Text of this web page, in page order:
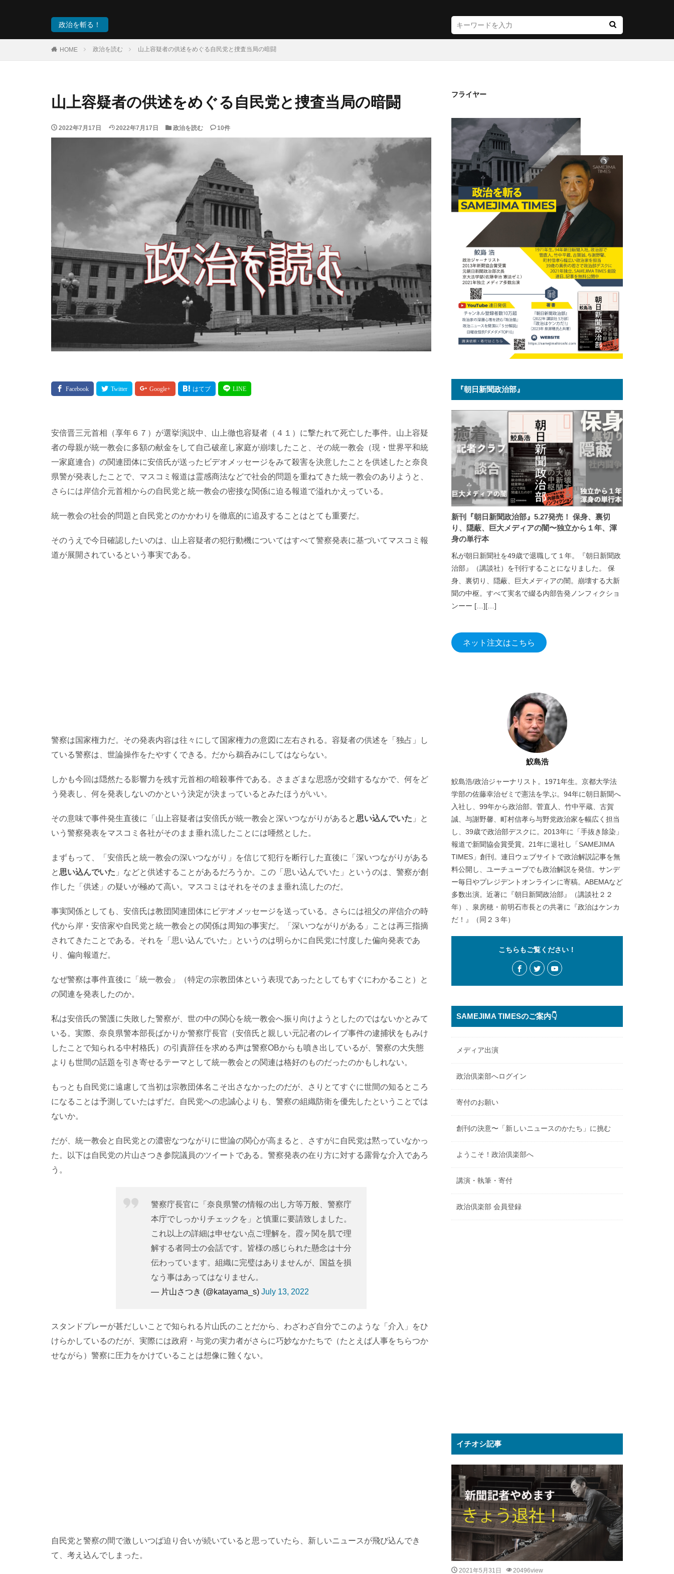
政治を斬る！
HOME 政治を読む 山上容疑者の供述をめぐる自民党と捜査当局の暗闘
山上容疑者の供述をめぐる自民党と捜査当局の暗闘
2022年7月17日 2022年7月17日 政治を読む 10件
安倍晋三元首相（享年６７）が選挙演説中、山上徹也容疑者（４１）に撃たれて死亡した事件。山上容疑
者の母親が統一教会に多額の献金をして自己破産し家庭が崩壊したこと、その統一教会（現・世界平和統
一家庭連合）の関連団体に安倍氏が送ったビデオメッセージをみて殺害を決意したことを供述したと奈良
県警が発表したことで、マスコミ報道は霊感商法などで社会的問題を重ねてきた統一教会のありようと、
さらには岸信介元首相からの自民党と統一教会の密接な関係に迫る報道で溢れかえっている。
統一教会の社会的問題と自民党とのかかわりを徹底的に追及することはとても重要だ。
そのうえで今日確認したいのは、山上容疑者の犯行動機についてはすべて警察発表に基づいてマスコミ報
道が展開されているという事実である。
警察は国家権力だ。その発表内容は往々にして国家権力の意図に左右される。容疑者の供述を「独占」し
ている警察は、世論操作をたやすくできる。だから鵜呑みにしてはならない。
しかも今回は隠然たる影響力を残す元首相の暗殺事件である。さまざまな思惑が交錯するなかで、何をど
う発表し、何を発表しないのかという決定が決まっているとみたほうがいい。
その意味で事件発生直後に「山上容疑者は安倍氏が統一教会と深いつながりがあると思い込んでいた 」と
いう警察発表をマスコミ各社がそのまま垂れ流したことには唖然とした。
まずもって、「安倍氏と統一教会の深いつながり」を信じて犯行を断行した直後に「深いつながりがある
と思い込んでいた 」などと供述することがあるだろうか。この「思い込んでいた」というのは、警察が創
作した「供述」の疑いが極めて高い。マスコミはそれをそのまま垂れ流したのだ。
事実関係としても、安倍氏は教団関連団体にビデオメッセージを送っている。さらには祖父の岸信介の時
代から岸・安倍家や自民党と統一教会との関係は周知の事実だ。「深いつながりがある」ことは再三指摘
されてきたことである。それを「思い込んでいた」というのは明らかに自民党に忖度した偏向発表であ
り、偏向報道だ。
なぜ警察は事件直後に「統一教会」（特定の宗教団体という表現であったとしてもすぐにわかること）と
の関連を発表したのか。
私は安倍氏の警護に失敗した警察が、世の中の関心を統一教会へ振り向けようとしたのではないかとみて
いる。実際、奈良県警本部長ばかりか警察庁長官（安倍氏と親しい元記者のレイプ事件の逮捕状をもみけ
したことで知られる中村格氏）の引責辞任を求める声は警察OBからも噴き出しているが、警察の大失態
よりも世間の話題を引き寄せるテーマとして統一教会との関連は格好のものだったのかもしれない。
もっとも自民党に遠慮して当初は宗教団体名こそ出さなかったのだが、さりとてすぐに世間の知るところ
になることは予測していたはずだ。自民党への忠誠心よりも、警察の組織防衛を優先したということでは
ないか。
だが、統一教会と自民党との濃密なつながりに世論の関心が高まると、さすがに自民党は黙っていなかっ
た。以下は自民党の片山さつき参院議員のツイートである。警察発表の在り方に対する露骨な介入であろ
う。
警察庁長官に「奈良県警の情報の出し方等万般、警察庁
本庁でしっかりチェックを」と慎重に要請致しました。
これ以上の詳細は申せない点ご理解を。霞ヶ関を肌で理
解する者同士の会話です。皆様の感じられた懸念は十分
伝わっています。組織に完璧はありませんが、国益を損
なう事はあってはなりません。
— 片山さつき (@katayama_s) July 13, 2022
スタンドプレーが甚だしいことで知られる片山氏のことだから、わざわざ自分でこのような「介入」をひ
けらかしているのだが、実際には政府・与党の実力者がさらに巧妙なかたちで（たとえば人事をちらつか
せながら）警察に圧力をかけていることは想像に難くない。
自民党と警察の間で激しいつば迫り合いが続いていると思っていたら、新しいニュースが飛び込んでき
て、考え込んでしまった。
フライヤー
『朝日新聞政治部』
新刊『朝日新聞政治部』5.27発売！ 保身、裏切
り、隠蔽、巨大メディアの闇〜独立から１年、渾
身の単行本
私が朝日新聞社を49歳で退職して１年。『朝日新聞政
治部』（講談社）を刊行することになりました。 保
身、裏切り、隠蔽、巨大メディアの闇。崩壊する大新
聞の中枢。すべて実名で綴る内部告発ノンフィクショ
ンーー […][…]
ネット注文はこちら
鮫島浩
鮫島浩/政治ジャーナリスト。1971年生。京都大学法
学部の佐藤幸治ゼミで憲法を学ぶ。94年に朝日新聞へ
入社し、99年から政治部。菅直人、竹中平蔵、古賀
誠、与謝野馨、町村信孝ら与野党政治家を幅広く担当
し、39歳で政治部デスクに。2013年に「手抜き除染」
報道で新聞協会賞受賞。21年に退社し「SAMEJIMA
TIMES」創刊。連日ウェブサイトで政治解説記事を無
料公開し、ユーチューブでも政治解説を発信。サンデ
ー毎日やプレジデントオンラインに寄稿。ABEMAなど
多数出演。近著に『朝日新聞政治部』（講談社２２
年）、泉房穂・前明石市長との共著に『政治はケンカ
だ！』（同２３年）
こちらもご覧ください！
SAMEJIMA TIMESのご案内👇
メディア出演
政治倶楽部へログイン
寄付のお願い
創刊の決意〜「新しいニュースのかたち」に挑む
ようこそ！政治倶楽部へ
講演・執筆・寄付
政治倶楽部 会員登録
イチオシ記事
2021年5月31日 20496view